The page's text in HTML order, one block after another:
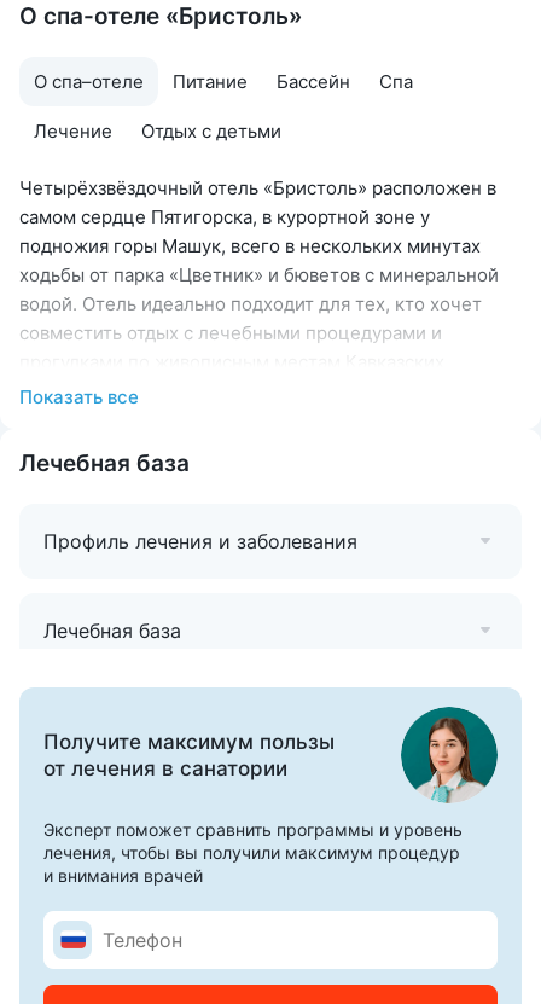
О спа-отеле «Бристоль»
О спа–отеле Питание Бассейн Спа
Лечение Отдых с детьми
Четырёхзвёздочный отель «Бристоль» расположен в
самом сердце Пятигорска, в курортной зоне у
подножия горы Машук, всего в нескольких минутах
ходьбы от парка «Цветник» и бюветов с минеральной
водой. Отель идеально подходит для тех, кто хочет
совместить отдых с лечебными процедурами и
Минеральных Вод.
Стандартов до роскошных Апартаментов с кухней и
необходимым для комфортного проживания:
Для гостей доступна
стоимость проживания. Предлагаются массажные и
косметические процедуры.
В отеле работает ресторан «Бристоль» с элегантным
интерьером в стиле английского клуба. Меню «а ля
карт». Комплексные завтраки подаются ежедневно с
07:00 до 11:00.
Отель подходит для семейного отдыха — детям
предоставляются кроватки-манежи и стульчики для
кормления. Проживание с детьми любого возраста.
Гости могут воспользоваться парковкой с
Показать все
Лечебная база
Профиль лечения и заболевания
Лечебная база
Получите максимум пользы
от лечения в санатории
Эксперт поможет сравнить программы и уровень
лечения, чтобы вы получили максимум процедур
и внимания врачей